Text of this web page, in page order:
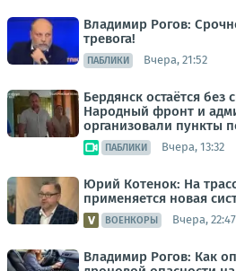
Владимир Рогов:
тревога!
ПАБЛИКИ Вчера, 21:52
Бердянск остаётся без
Народный фронт и
организовали пункты
ПАБЛИКИ Вчера, 13:32
Юрий Котенок: На
применяется новая
ВОЕНКОРЫ Вчера, 22:47
Владимир Рогов: Как